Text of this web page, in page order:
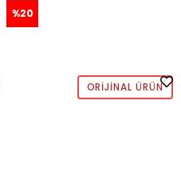
%20
ORIJINAL ÜRÜN